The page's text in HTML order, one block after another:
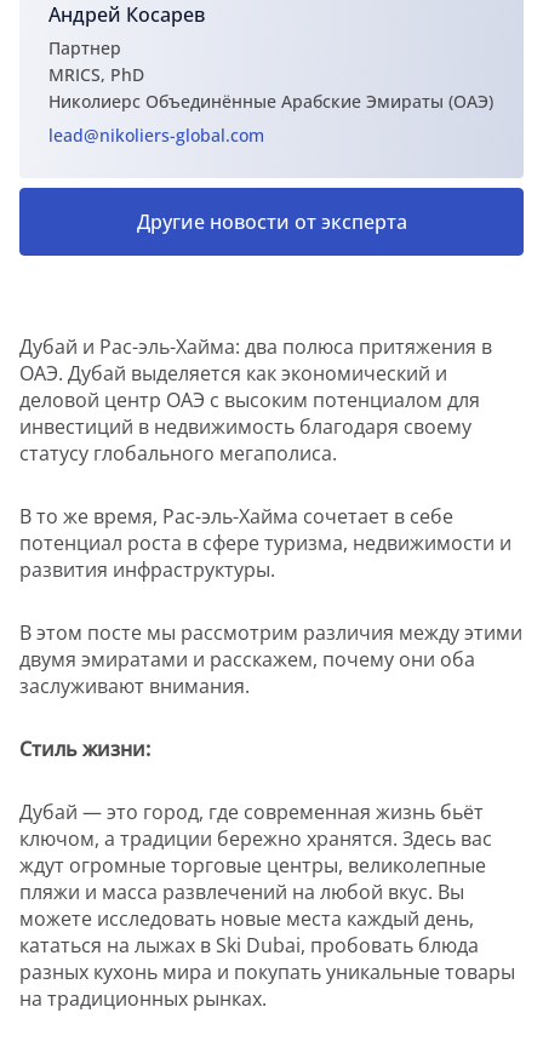
Андрей Косарев
Партнер
MRICS, PhD
Николиерс Объединённые Арабские Эмираты (ОАЭ)
lead@nikoliers-global.com
Другие новости от эксперта
Дубай и Рас-эль-Хайма: два полюса притяжения в
ОАЭ. Дубай выделяется как экономический и
деловой центр ОАЭ с высоким потенциалом для
инвестиций в недвижимость благодаря своему
статусу глобального мегаполиса.
В то же время, Рас-эль-Хайма сочетает в себе
потенциал роста в сфере туризма, недвижимости и
развития инфраструктуры.
В этом посте мы рассмотрим различия между этими
двумя эмиратами и расскажем, почему они оба
заслуживают внимания.
Стиль жизни:
Дубай — это город, где современная жизнь бьёт
ключом, а традиции бережно хранятся. Здесь вас
ждут огромные торговые центры, великолепные
пляжи и масса развлечений на любой вкус. Вы
можете исследовать новые места каждый день,
кататься на лыжах в Ski Dubai, пробовать блюда
разных кухонь мира и покупать уникальные товары
на традиционных рынках.